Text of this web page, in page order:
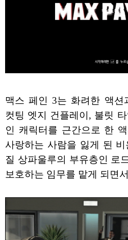
맥스 페인 3는 화려한 액션
컷팅 엣지 건플레이, 불릿
인 캐릭터를 근간으로 한
사랑하는 사람을 잃게 된
질 상파울루의 부유층인 로
보호하는 임무를 맡게 되면